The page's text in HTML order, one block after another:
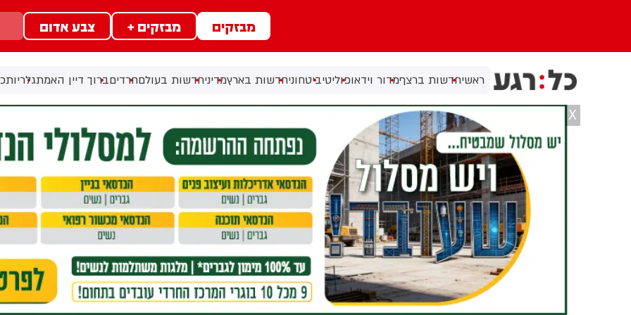
מבזקים מבזקים + צבע אדום
ראשיחדשות ברצףמדור וידאופוליטיביטחוניחדשות בארץמדיניחדשות בעולםחרדיםברוך דיין האמתגלריות
X